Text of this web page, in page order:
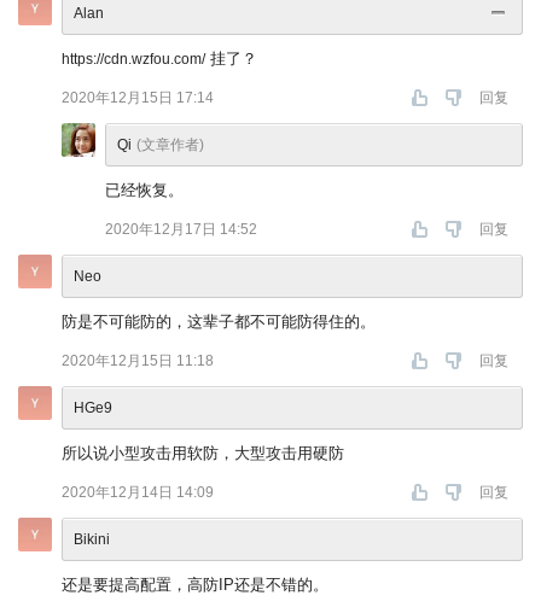
Alan
https://cdn.wzfou.com/挂了？
2020年12月15日 17:14 回复
Qi (文章作者)
已经恢复。
2020年12月17日 14:52 回复
Neo
防是不可能防的，这辈子都不可能防得住的。
2020年12月15日 11:18 回复
HGe9
所以说小型攻击用软防，大型攻击用硬防
2020年12月14日 14:09 回复
Bikini
还是要提高配置，高防IP还是不错的。